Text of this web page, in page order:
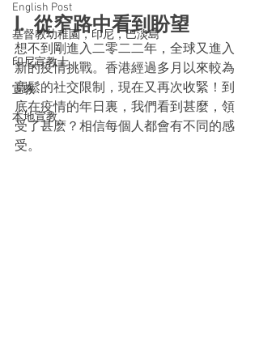
English Post
基督教幼稚園，印尼，巴淡島
印尼宣教士
宣教
本地宣教
I.  從窄路中看到盼望
想不到剛進入二零二二年，全球又進入
新的疫情挑戰。香港經過多月以來較為
寛鬆的社交限制，現在又再次收緊！到
底在疫情的年日裏，我們看到甚麼，領
受了甚麽？相信每個人都會有不同的感
受。